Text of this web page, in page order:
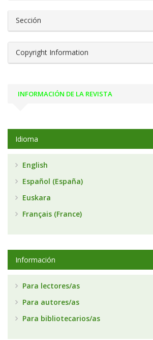
Sección
Copyright Information
INFORMACIÓN DE LA REVISTA
Idioma
English
Español (España)
Euskara
Français (France)
Información
Para lectores/as
Para autores/as
Para bibliotecarios/as